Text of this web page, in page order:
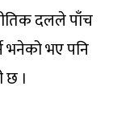
दलले पाँच
भनेको भए पनि
छ ।